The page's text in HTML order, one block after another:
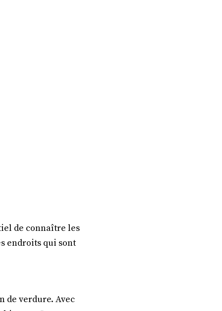
de connaître les
endroits qui sont
de verdure. Avec